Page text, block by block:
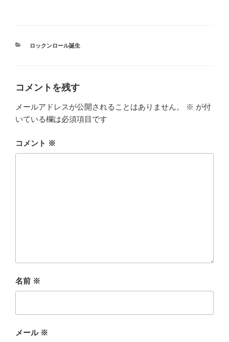
カ
ロックンロール誕生
コメントを残す
メールアドレスが公開されることはありません。 ※ が付
いている欄は必須項目です
コメント ※
名前 ※
メール ※